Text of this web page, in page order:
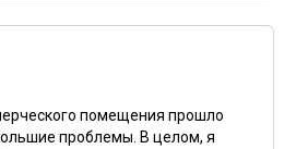
помещения прошло
проблемы. В целом, я